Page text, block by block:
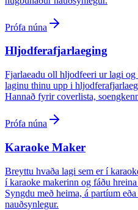
Prófa núna
Hljodferafjarlaeging
Fjarlaeadu oll hljodfeeri ur lagi
laginu thinu upp i
Hannað fyrir coverlista,
Prófa núna
Karaoke Maker
Breyttu hvaða lagi sem er í
í karaoke makerinn og fáðu
Syngdu með heima, á partíum
nauðsynlegur.